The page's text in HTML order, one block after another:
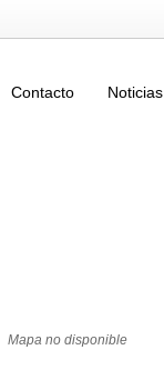
Contacto Noticias
Mapa no disponible